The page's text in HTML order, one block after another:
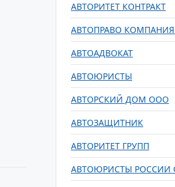
АВТОРИТЕТ КОНТРАКТ
АВТОПРАВО
АВТОАДВОКАТ
АВТОЮРИСТЫ
АВТОРСКИЙ ДОМ ООО
АВТОЗАЩИТНИК
АВТОРИТЕТ ГРУПП
АВТОЮРИСТЫ РОССИИ